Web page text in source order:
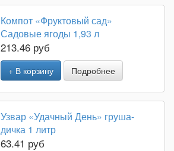
Компот «Фруктовый сад»
Садовые ягоды 1,93 л
213.46 руб
+ В корзину Подробнее
Узвар «Удачный День» груша-
дичка 1 литр
63.41 руб